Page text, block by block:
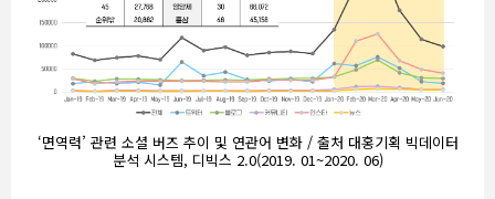
‘면역력’ 관련 소셜 버즈 추이 및 연관어 변화 / 출처 대홍기획 빅데이터
분석 시스템, 디빅스 2.0(2019. 01~2020. 06)